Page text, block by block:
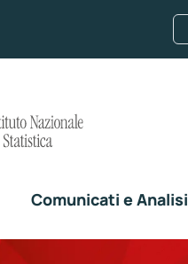
Comunicati e Analisi